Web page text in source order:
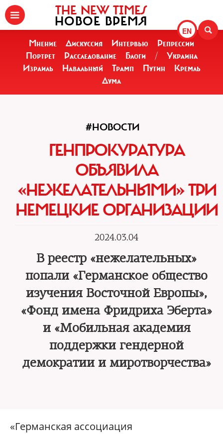
EN
THE NEW TIMES
НОВОЕ ВРЕМЯ
Мнение Дискуссия Интервью
Репрессии
Портрет
Расследование Блоги /
Украина
Израиль
Навальный Трамп Путин
Кремль
Дума
#НОВОСТИ
ГЕНПРОКУРАТУРА
ОБЪЯВИЛА
«НЕЖЕЛАТЕЛЬНЫМИ» ТРИ
НЕМЕЦКИЕ ОРГАНИЗАЦИИ
2024.03.04
В реестр «нежелательных»
попали «Германское общество
изучения Восточной Европы»,
«Фонд имена Фридриха Эберта»
и «Мобильная академия
поддержки гендерной
демократии и миротворчества»
«Германская ассоциация